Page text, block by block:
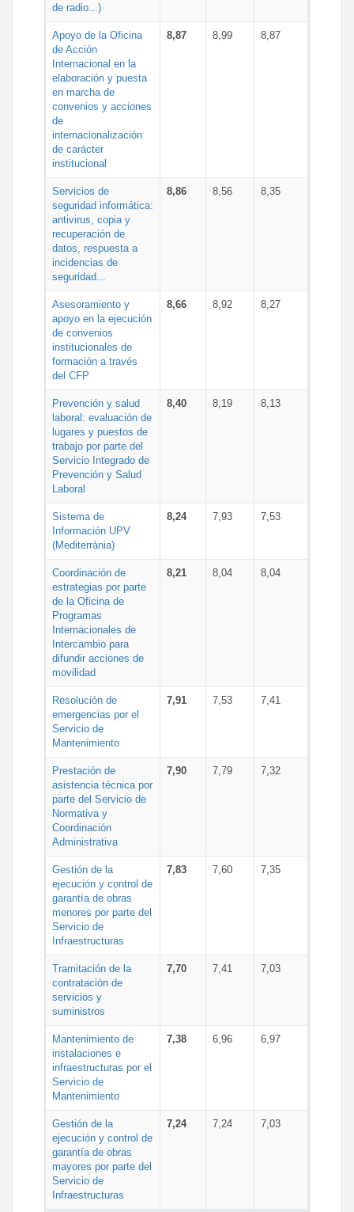
de radio...)
Apoyo de la Oficina
de Acción
Internacional en la
elaboración y puesta
en marcha de
convenios y acciones
de
internacionalización
de carácter
institucional
8,87 8,99 8,87
Servicios de
seguridad informática:
antivirus, copia y
recuperación de
datos, respuesta a
incidencias de
seguridad...
8,86 8,56 8,35
Asesoramiento y
apoyo en la ejecución
de convenios
institucionales de
formación a través
del CFP
8,66 8,92 8,27
Prevención y salud
laboral: evaluación de
lugares y puestos de
trabajo por parte del
Servicio Integrado de
Prevención y Salud
Laboral
8,40 8,19 8,13
Sistema de
Información UPV
(Mediterrània)
8,24 7,93 7,53
Coordinación de
estrategias por parte
de la Oficina de
Programas
Internacionales de
Intercambio para
difundir acciones de
movilidad
8,21 8,04 8,04
Resolución de
emergencias por el
Servicio de
Mantenimiento
7,91 7,53 7,41
Prestación de
asistencia técnica por
parte del Servicio de
Normativa y
Coordinación
Administrativa
7,90 7,79 7,32
Gestión de la
ejecución y control de
garantía de obras
menores por parte del
Servicio de
Infraestructuras
7,83 7,60 7,35
Tramitación de la
contratación de
servicios y
suministros
7,70 7,41 7,03
Mantenimiento de
instalaciones e
infraestructuras por el
Servicio de
Mantenimiento
7,38 6,96 6,97
Gestión de la
ejecución y control de
garantía de obras
mayores por parte del
Servicio de
Infraestructuras
7,24 7,24 7,03